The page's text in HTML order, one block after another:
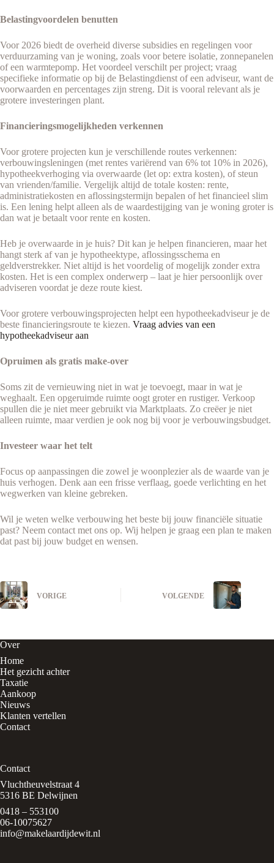
Belastingvoordelen benutten
Voor 2026 biedt de overheid diverse subsidies en regelingen voor
verduurzaming van je woning, zoals voor betere isolatie, zonnepanelen
of een warmtepomp. Het voordeel verschilt per project; vraag
specifieke informatie op bij de Belastingdienst of een adviseur, want de
voorwaarden en percentages zijn streng. Dit is vooral relevant als je
grotere investeringen plant.
Financieringsmogelijkheden verkennen
Voor grotere projecten kun je verschillende routes verkennen:
verbouwingsleningen (met rentes variërend van 6% tot 10% in 2026),
hypotheekverhoging via overwaarde (let op: extra kosten), of steun
van vrienden/familie. Vergelijk altijd de totale kosten: rente,
administratiekosten en aflossingstermijn bepalen of het financieel slim
is. Een lening helpt alleen als de waardestijging van je woning groter is
dan wat je betaalt voor rente en kosten.
Heb je overwaarde in je huis? Dit kan je helpen financieren, maar het
hangt sterk af van je hypotheektype, aflossingsschema en
geldverstrekker. Niet altijd is het voordelig of mogelijk zonder extra
kosten. Het is een complex onderwerp – laat je hier persoonlijk over
adviseren voordat je deze route kiest.
Voor grotere verbouwingsprojecten helpt een hypotheekadviseur je de
beste financieringsroute te kiezen. Vraag advies van een
hypotheekadviseur aan
Opruimen als gratis make-over
Soms zit de vernieuwing niet in wat je toevoegt, maar in wat je
weghaalt. Een opgeruimde ruimte oogt groter en rustiger. Verkoop
spullen die je niet meer gebruikt via Marktplaats. Zo creëer je niet
alleen ruimte, maar verdien je ook nog bij voor je verbouwingsbudget.
Investeer waar het telt
Focus op aanpassingen die zowel je woonplezier als de waarde van je
huis verhogen. Denk aan een frisse verflaag, goede verlichting en het
wegwerken van kleine gebreken.
Wil je weten welke verbouwing het beste bij jouw financiële situatie
past? Neem contact met ons op. Wij helpen je graag een plan te maken
dat past bij jouw budget en wensen.
VORIGE VOLGENDE
Over
Home
Het gezicht achter
Taxatie
Aankoop
Nieuws
Klanten vertellen
Contact
Contact
Vluchtheuvelstraat 4
5316 BE Delwijnen
0418 – 553100
06-10075627
info@makelaardijdewit.nl